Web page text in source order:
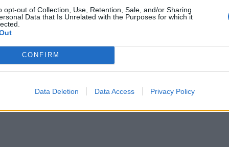
opt-out of Collection, Use, Retention, Sale, and/or Sharing
Data that Is Unrelated with the Purposes for which it
CONFIRM
Data Deletion Data Access Privacy Policy
ВЪВ facebook
в: